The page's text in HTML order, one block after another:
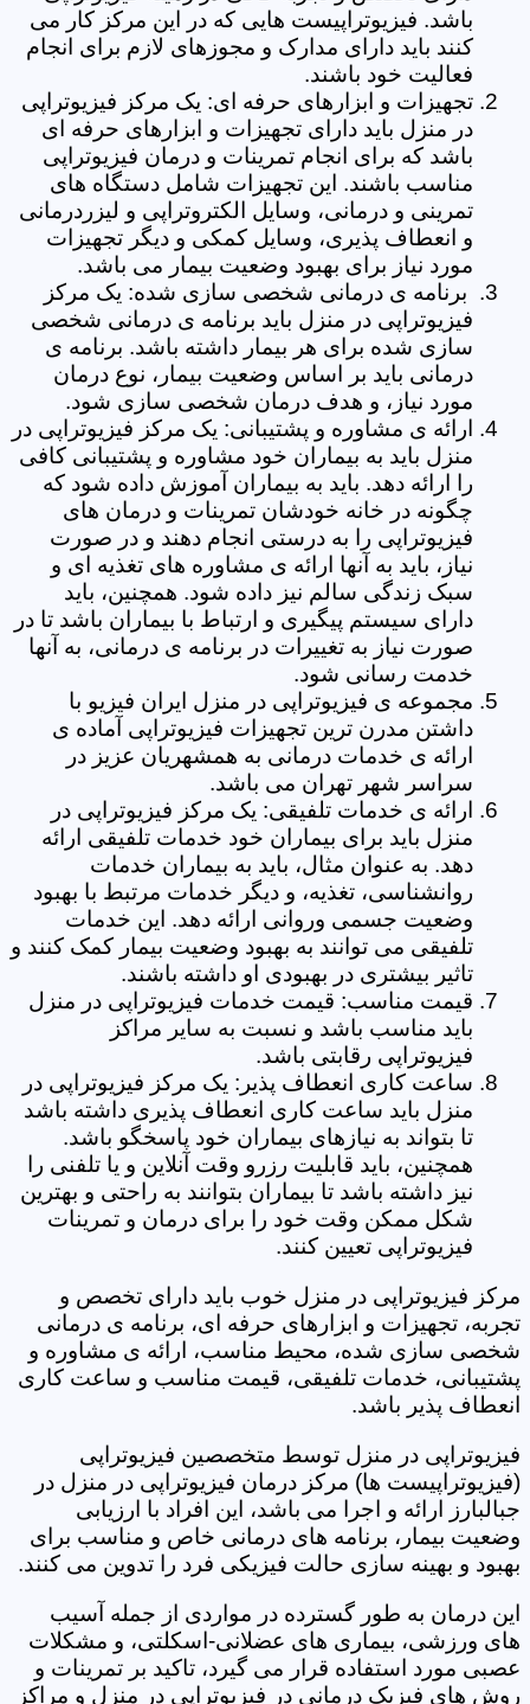
باشد. فیزیوتراپیست هایی که در این مرکز کار می
کنند باید دارای مدارک و مجوزهای لازم برای انجام
فعالیت خود باشند.
تجهیزات و ابزارهای حرفه ای: یک مرکز فیزیوتراپی
در منزل باید دارای تجهیزات و ابزارهای حرفه ای
باشد که برای انجام تمرینات و درمان فیزیوتراپی
مناسب باشند. این تجهیزات شامل دستگاه های
تمرینی و درمانی، وسایل الکتروتراپی و لیزردرمانی
و انعطاف پذیری، وسایل کمکی و دیگر تجهیزات
مورد نیاز برای بهبود وضعیت بیمار می باشد.
برنامه ی درمانی شخصی سازی شده: یک مرکز
فیزیوتراپی در منزل باید برنامه ی درمانی شخصی
سازی شده برای هر بیمار داشته باشد. برنامه ی
درمانی باید بر اساس وضعیت بیمار، نوع درمان
مورد نیاز، و هدف درمان شخصی سازی شود.
ارائه ی مشاوره و پشتیبانی: یک مرکز فیزیوتراپی در
منزل باید به بیماران خود مشاوره و پشتیبانی کافی
را ارائه دهد. باید به بیماران آموزش داده شود که
چگونه در خانه خودشان تمرینات و درمان های
فیزیوتراپی را به درستی انجام دهند و در صورت
نیاز، باید به آنها ارائه ی مشاوره های تغذیه ای و
سبک زندگی سالم نیز داده شود. همچنین، باید
دارای سیستم پیگیری و ارتباط با بیماران باشد تا در
صورت نیاز به تغییرات در برنامه ی درمانی، به آنها
خدمت رسانی شود.
مجموعه ی فیزیوتراپی در منزل ایران فیزیو با
داشتن مدرن ترین تجهیزات فیزیوتراپی آماده ی
ارائه ی خدمات درمانی به همشهریان عزیز در
سراسر شهر تهران می باشد.
ارائه ی خدمات تلفیقی: یک مرکز فیزیوتراپی در
منزل باید برای بیماران خود خدمات تلفیقی ارائه
دهد. به عنوان مثال، باید به بیماران خدمات
روانشناسی، تغذیه، و دیگر خدمات مرتبط با بهبود
وضعیت جسمی وروانی ارائه دهد. این خدمات
تلفیقی می توانند به بهبود وضعیت بیمار کمک کنند و
تاثیر بیشتری در بهبودی او داشته باشند.
قیمت مناسب: قیمت خدمات فیزیوتراپی در منزل
باید مناسب باشد و نسبت به سایر مراکز
فیزیوتراپی رقابتی باشد.
ساعت کاری انعطاف پذیر: یک مرکز فیزیوتراپی در
منزل باید ساعت کاری انعطاف پذیری داشته باشد
تا بتواند به نیازهای بیماران خود پاسخگو باشد.
همچنین، باید قابلیت رزرو وقت آنلاین و یا تلفنی را
نیز داشته باشد تا بیماران بتوانند به راحتی و بهترین
شکل ممکن وقت خود را برای درمان و تمرینات
فیزیوتراپی تعیین کنند.
مرکز فیزیوتراپی در منزل خوب باید دارای تخصص و
تجربه، تجهیزات و ابزارهای حرفه ای، برنامه ی درمانی
شخصی سازی شده، محیط مناسب، ارائه ی مشاوره و
پشتیبانی، خدمات تلفیقی، قیمت مناسب و ساعت کاری
انعطاف پذیر باشد.
فیزیوتراپی در منزل توسط متخصصین فیزیوتراپی
(فیزیوتراپیست ها) مرکز درمان فیزیوتراپی در منزل در
جبالبارز ارائه و اجرا می باشد، این افراد با ارزیابی
وضعیت بیمار، برنامه های درمانی خاص و مناسب برای
بهبود و بهینه سازی حالت فیزیکی فرد را تدوین می کنند.
این درمان به طور گسترده در مواردی از جمله آسیب
های ورزشی، بیماری های عضلانی-اسکلتی، و مشکلات
عصبی مورد استفاده قرار می گیرد، تاکید بر تمرینات و
روش های فیزیک درمانی در فیزیوتراپی در منزل و مراکز